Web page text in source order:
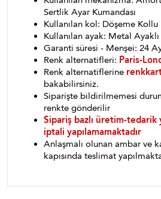
Sertlik Ayar Kumandası
Kullanılan kol: Döşeme Kollu
Kullanılan ayak: Metal
Garanti süresi - Menşei: 24
Renk alternatifleri: Paris-
Renk alternatiflerine
bakabilirsiniz.
Siparişte bildirilmemesi
renkte gönderilir
Sipariş bazlı üretim-tedarik
iptali yapılamamaktadır
Anlaşmalı olunan ambar ve
kapısında teslimat